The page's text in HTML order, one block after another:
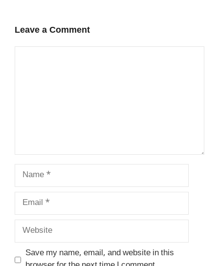
Leave a Comment
Name
Email
Website
Save my name, email, and website in this